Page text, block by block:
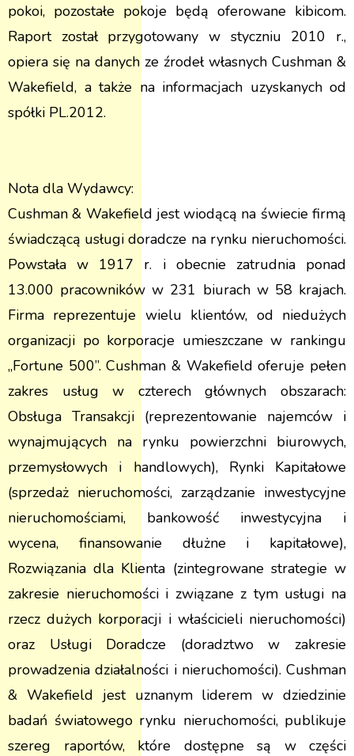
pokoi, pozostałe pokoje będą oferowane kibicom.
Raport został przygotowany w styczniu 2010 r.,
opiera się na danych ze źrodeł własnych Cushman &
Wakefield, a także na informacjach uzyskanych od
spółki PL.2012.
Nota dla Wydawcy:
Cushman & Wakefield jest wiodącą na świecie firmą
świadczącą usługi doradcze na rynku nieruchomości.
Powstała w 1917 r. i obecnie zatrudnia ponad
13.000 pracowników w 231 biurach w 58 krajach.
Firma reprezentuje wielu klientów, od niedużych
organizacji po korporacje umieszczane w rankingu
„Fortune 500”. Cushman & Wakefield oferuje pełen
zakres usług w czterech głównych obszarach:
Obsługa Transakcji (reprezentowanie najemców i
wynajmujących na rynku powierzchni biurowych,
przemysłowych i handlowych), Rynki Kapitałowe
(sprzedaż nieruchomości, zarządzanie inwestycyjne
nieruchomościami, bankowość inwestycyjna i
wycena, finansowanie dłużne i kapitałowe),
Rozwiązania dla Klienta (zintegrowane strategie w
zakresie nieruchomości i związane z tym usługi na
rzecz dużych korporacji i właścicieli nieruchomości)
oraz Usługi Doradcze (doradztwo w zakresie
prowadzenia działalności i nieruchomości). Cushman
& Wakefield jest uznanym liderem w dziedzinie
badań światowego rynku nieruchomości, publikuje
szereg raportów, które dostępne są w części